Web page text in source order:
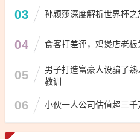
03 孙颖莎深度解析世界杯
04 食客打差评，鸡煲店老板
05
男子打造富豪人设骗了
教训
06 小伙一人公司估值超三